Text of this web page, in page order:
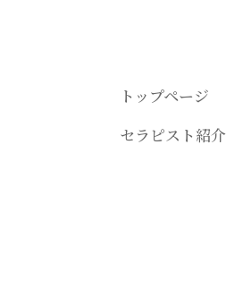
トップページ
セラピスト紹介